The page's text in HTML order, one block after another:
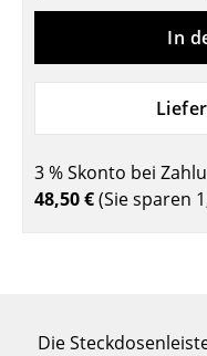
Stehtische &
Kindertische
Einzelteile
Regale & Schränke
In
3 % Skonto bei
48,50 €(Sie sparen
Die